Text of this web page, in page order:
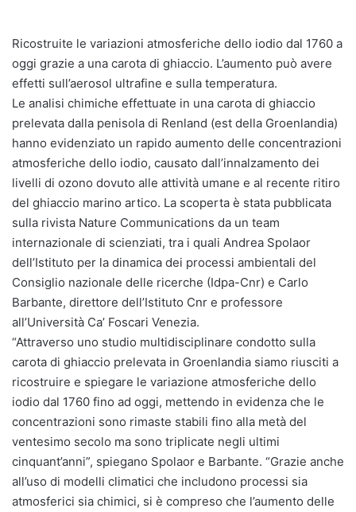
Ricostruite le variazioni atmosferiche dello iodio dal 1760 a
oggi grazie a una carota di ghiaccio. L’aumento può avere
effetti sull’aerosol ultrafine e sulla temperatura.
Le analisi chimiche effettuate in una carota di ghiaccio
prelevata dalla penisola di Renland (est della Groenlandia)
hanno evidenziato un rapido aumento delle concentrazioni
atmosferiche dello iodio, causato dall’innalzamento dei
livelli di ozono dovuto alle attività umane e al recente ritiro
del ghiaccio marino artico. La scoperta è stata pubblicata
sulla rivista Nature Communications da un team
internazionale di scienziati, tra i quali Andrea Spolaor
dell’Istituto per la dinamica dei processi ambientali del
Consiglio nazionale delle ricerche (Idpa-Cnr) e Carlo
Barbante, direttore dell’Istituto Cnr e professore
all’Università Ca’ Foscari Venezia.
“Attraverso uno studio multidisciplinare condotto sulla
carota di ghiaccio prelevata in Groenlandia siamo riusciti a
ricostruire e spiegare le variazione atmosferiche dello
iodio dal 1760 fino ad oggi, mettendo in evidenza che le
concentrazioni sono rimaste stabili fino alla metà del
ventesimo secolo ma sono triplicate negli ultimi
cinquant’anni”, spiegano Spolaor e Barbante. “Grazie anche
all’uso di modelli climatici che includono processi sia
atmosferici sia chimici, si è compreso che l’aumento delle